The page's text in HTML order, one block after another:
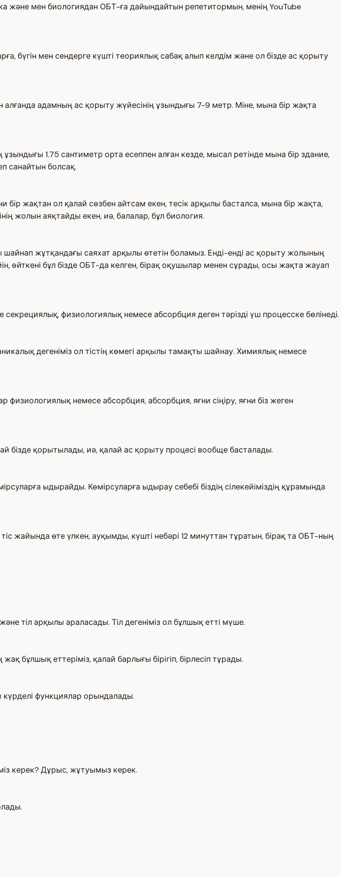
және мен биологиядан ОБТ-ға дайындайтын репетитормын, менің YouTube
бүгін мен сендерге күшті теориялық сабақ алып келдім және ол бізде ас қорыту
адамның ас қорыту жүйесінің ұзындығы 7-9 метр. Міне, мына бір жақта
1.75 сантиметр орта есеппен алған кезде, мысал ретінде мына бір здание,
санайтын болсақ.
жақтан ол қалай сөзбен айтсам екен, тесік арқылы басталса, мына бір жақта,
жолын аяқтайды екен, иә, балалар, бұл биология.
жұтқандағы саяхат арқылы өтетін боламыз. Енді-енді ас қорыту жолының
өйткені бұл бізде ОБТ-да келген, бірақ оқушылар менен сұрады, осы жақта жауап
физиологиялық немесе абсорбция деген тәрізді үш процесске бөлінеді.
дегеніміз ол тістің көмегі арқылы тамақты шайнау. Химиялық немесе
немесе абсорбция, абсорбция, яғни сіңіру, яғни біз жеген
бізде қорытылады, иә, қалай ас қорыту процесі вообще басталады.
ыдырайды. Көмірсуларға ыдырау себебі біздің сілекейіміздің құрамында
жайында өте үлкен, ауқымды, күшті небәрі 12 минуттан тұратын, бірақ та ОБТ-ның
тіл арқылы араласады. Тіл дегеніміз ол бұлшық етті мүше.
бұлшық еттеріміз, қалай барлығы бірігіп, бірлесіп тұрады.
функциялар орындалады.
керек? Дұрыс, жұтуымыз керек.